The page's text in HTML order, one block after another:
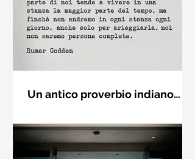
Un antico proverbio indiano
con la macchina per scrivere
ognuno di noi è una casa con quattro
stanze: una fisica, una mentale, una